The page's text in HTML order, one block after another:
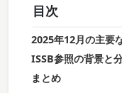
目次
2025年12月の主要
ISSB参照の背景と
まとめ